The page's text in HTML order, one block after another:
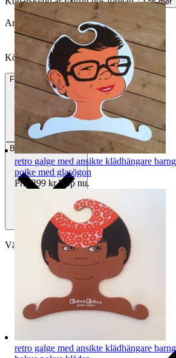
Annonsen är avslutad
Köpförfrågan är tyvärr inte tillgänglig.
Frakt 59 kr DSV
Betalning Via Tradera
Välj till köparskydd
retro galge med ansikte klädhängare
pojke med glasögon
Pris:299 kr,Köp nu.
retro galge med ansikte klädhängare